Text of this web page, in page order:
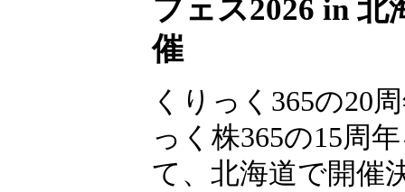
【無料申込制
フェス2026 in
催
くりっく365の20